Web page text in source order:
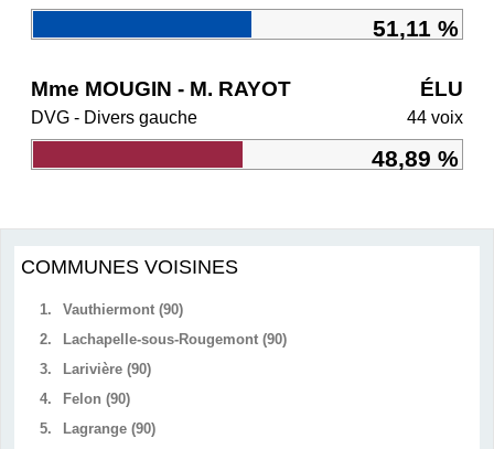
51,11 %
Mme MOUGIN - M. RAYOT ÉLU
DVG - Divers gauche 44 voix
48,89 %
COMMUNES VOISINES
1.
Vauthiermont (90)
2.
Lachapelle-sous-Rougemont (90)
3.
Larivière (90)
4.
Felon (90)
5.
Lagrange (90)